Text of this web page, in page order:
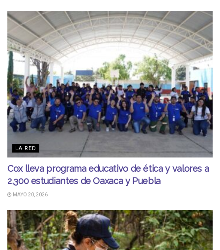
LA RED
Cox lleva programa educativo de ética y valores a
2,300 estudiantes de Oaxaca y Puebla
MAYO 20, 2026